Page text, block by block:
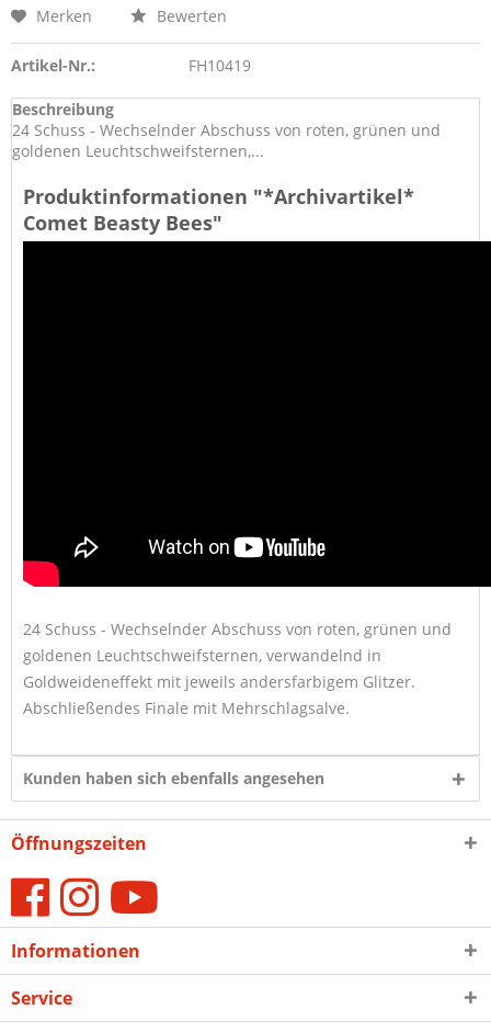
Merken Bewerten
Artikel-Nr.: FH10419
Beschreibung
24 Schuss - Wechselnder Abschuss von roten, grünen und
goldenen Leuchtschweifsternen,...
Produktinformationen "*Archivartikel*
Comet Beasty Bees"
24 Schuss - Wechselnder Abschuss von roten, grünen und
goldenen Leuchtschweifsternen, verwandelnd in
Goldweideneffekt mit jeweils andersfarbigem Glitzer.
Abschließendes Finale mit Mehrschlagsalve.
Kunden haben sich ebenfalls angesehen
Öffnungszeiten
Informationen
Service